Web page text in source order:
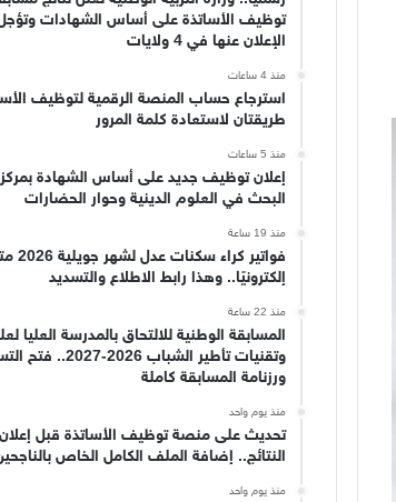
توظيف الأساتذة على أساس الشهادات
الإعلان عنها في 4 ولايات
منذ 4 ساعات
استرجاع حساب المنصة الرقمية لتوظيف
طريقتان لاستعادة كلمة المرور
منذ 5 ساعات
إعلان توظيف جديد على أساس الشهادة بمركز
البحث في العلوم الدينية وحوار الحضارات
منذ 19 ساعة
فواتير كراء
إلكترونيًا.. وهذا رابط الاطلاع والتسديد
منذ 22 ساعة
المسابقة الوطنية للالتحاق بالمدرسة العليا
وتقنيات تأطير الشباب 2026-
ورزنامة المسابقة كاملة
منذ يوم واحد
تحديث على منصة توظيف الأساتذة قبل إعلان
النتائج.. إضافة الملف الكامل الخاص
منذ يوم واحد